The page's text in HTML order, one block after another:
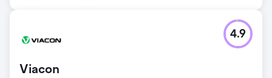
nostri sforzi SEO hanno portato blendtecaustralia.com.au
sulla prima pagina di Google.
Viacon
4.9